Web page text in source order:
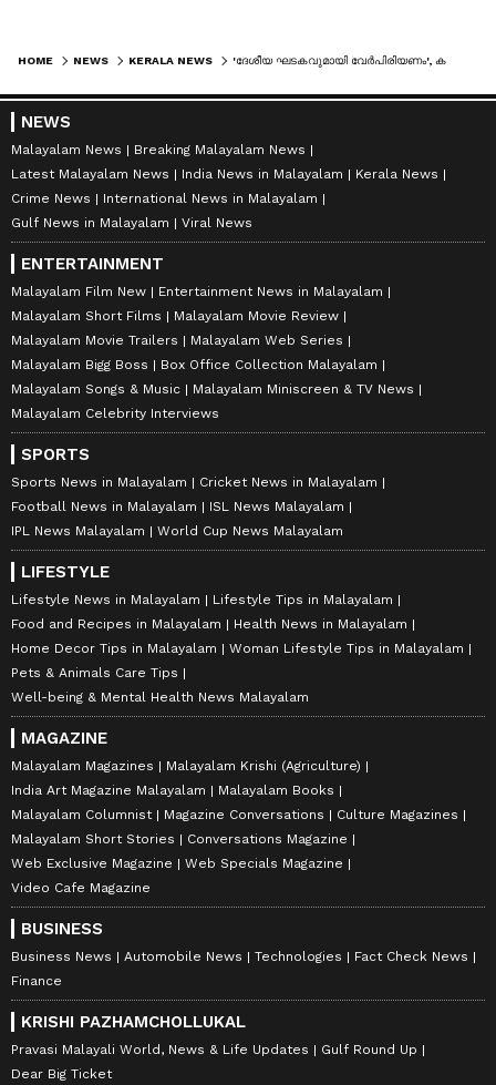
HOME NEWS KERALA NEWS
NEWS
Malayalam News
Breaking Malayalam News
Latest Malayalam News
India News in Malayalam
Kerala News
Crime News
International News in Malayalam
Gulf News in Malayalam
Viral News
ENTERTAINMENT
Malayalam Film New
Entertainment News in Malayalam
Malayalam Short Films
Malayalam Movie Review
Malayalam Movie Trailers
Malayalam Web Series
Malayalam Bigg Boss
Box Office Collection Malayalam
Malayalam Songs & Music
Malayalam Miniscreen & TV News
Malayalam Celebrity Interviews
SPORTS
Sports News in Malayalam
Cricket News in Malayalam
Football News in Malayalam
ISL News Malayalam
IPL News Malayalam
World Cup News Malayalam
LIFESTYLE
Lifestyle News in Malayalam
Lifestyle Tips in Malayalam
Food and Recipes in Malayalam
Health News in Malayalam
Home Decor Tips in Malayalam
Woman Lifestyle Tips in Malayalam
Pets & Animals Care Tips
Well-being & Mental Health News Malayalam
MAGAZINE
Malayalam Magazines
Malayalam Krishi (Agriculture)
India Art Magazine Malayalam
Malayalam Books
Malayalam Columnist
Magazine Conversations
Culture Magazines
Malayalam Short Stories
Conversations Magazine
Web Exclusive Magazine
Web Specials Magazine
Video Cafe Magazine
BUSINESS
Business News Automobile News Technologies
Fact Check News
Finance
KRISHI PAZHAMCHOLLUKAL
Pravasi Malayali World, News & Life Updates
Gulf Round Up
Dear Big Ticket